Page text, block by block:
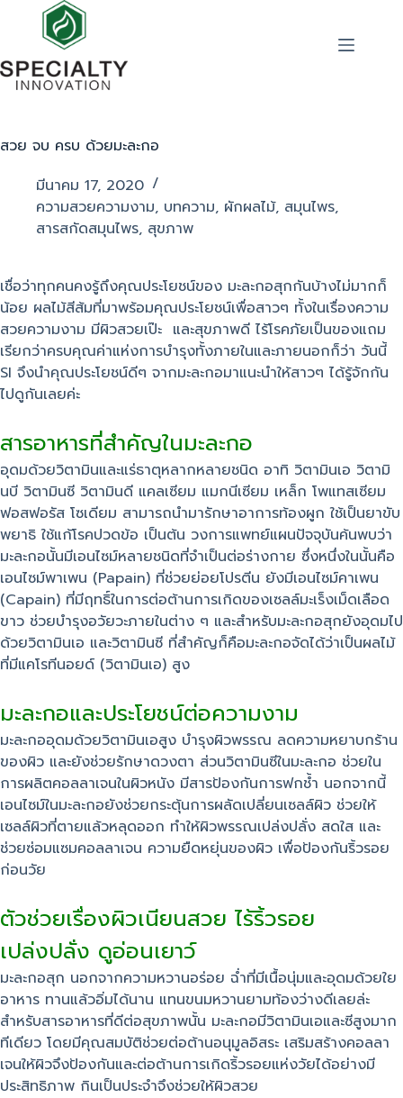
สวย จบ ครบ ด้วยมะละกอ
มีนาคม 17, 2020
ความสวยความงาม, บทความ, ผักผลไม้, สมุนไพร,
สารสกัดสมุนไพร, สุขภาพ
เชื่อว่าทุกคนคงรู้ถึงคุณประโยชน์ของ มะละกอสุกกันบ้างไม่มากก็
น้อย ผลไม้สีส้มที่มาพร้อมคุณประโยชน์เพื่อสาวๆ ทั้งในเรื่องความ
สวยความงาม มีผิวสวยเป๊ะ และสุขภาพดี ไร้โรคภัยเป็นของแถม
เรียกว่าครบคุณค่าแห่งการบำรุงทั้งภายในและภายนอกก็ว่า วันนี้
SI จึงนำคุณประโยชน์ดีๆ จากมะละกอมาแนะนำให้สาวๆ ได้รู้จักกัน
ไปดูกันเลยค่ะ
สารอาหารที่สำคัญในมะละกอ
อุดมด้วยวิตามินและแร่ธาตุหลากหลายชนิด อาทิ วิตามินเอ วิตามิ
นบี วิตามินซี วิตามินดี แคลเซียม แมกนีเซียม เหล็ก โพแทสเซียม
ฟอสฟอรัส โซเดียม สามารถนำมารักษาอาการท้องผูก ใช้เป็นยาขับ
พยาธิ ใช้แก้โรคปวดข้อ เป็นต้น วงการแพทย์แผนปัจจุบันค้นพบว่า
มะละกอนั้นมีเอนไซม์หลายชนิดที่จำเป็นต่อร่างกาย ซึ่งหนึ่งในนั้นคือ
เอนไซม์พาเพน (Papain) ที่ช่วยย่อยโปรตีน ยังมีเอนไซม์คาเพน
(Capain) ที่มีฤทธิ์ในการต่อต้านการเกิดของเซลล์มะเร็งเม็ดเลือด
ขาว ช่วยบำรุงอวัยวะภายในต่าง ๆ และสำหรับมะละกอสุกยังอุดมไป
ด้วยวิตามินเอ และวิตามินซี ที่สำคัญก็คือมะละกอจัดได้ว่าเป็นผลไม้
ที่มีแคโรทีนอยด์ (วิตามินเอ) สูง
มะละกอและประโยชน์ต่อความงาม
มะละกออุดมด้วยวิตามินเอสูง บำรุงผิวพรรณ ลดความหยาบกร้าน
ของผิว และยังช่วยรักษาดวงตา ส่วนวิตามินซีในมะละกอ ช่วยใน
การผลิตคอลลาเจนในผิวหนัง มีสารป้องกันการฟกช้ำ นอกจากนี้
เอนไซม์ในมะละกอยังช่วยกระตุ้นการผลัดเปลี่ยนเซลล์ผิว ช่วยให้
เซลล์ผิวที่ตายแล้วหลุดออก ทำให้ผิวพรรณเปล่งปลั่ง สดใส และ
ช่วยซ่อมแซมคอลลาเจน ความยืดหยุ่นของผิว เพื่อป้องกันริ้วรอย
ก่อนวัย
ตัวช่วยเรื่องผิวเนียนสวย ไร้ริ้วรอย
เปล่งปลั่ง ดูอ่อนเยาว์
มะละกอสุก นอกจากความหวานอร่อย ฉ่ำที่มีเนื้อนุ่มและอุดมด้วยใย
อาหาร ทานแล้วอิ่มได้นาน แทนขนมหวานยามท้องว่างดีเลยล่ะ
สำหรับสารอาหารที่ดีต่อสุขภาพนั้น มะละกอมีวิตามินเอและซีสูงมาก
ทีเดียว โดยมีคุณสมบัติช่วยต่อต้านอนุมูลอิสระ เสริมสร้างคอลลา
เจนให้ผิวจึงป้องกันและต่อต้านการเกิดริ้วรอยแห่งวัยได้อย่างมี
ประสิทธิภาพ กินเป็นประจำจึงช่วยให้ผิวสวย